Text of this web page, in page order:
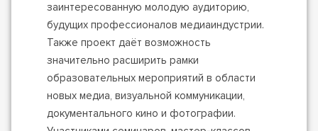
заинтересованную молодую аудиторию,
будущих профессионалов медиаиндустрии.
Также проект даёт возможность
значительно расширить рамки
образовательных мероприятий в области
новых медиа, визуальной коммуникации,
документального кино и фотографии.